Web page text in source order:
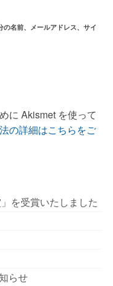
名前、メールアドレス、サイ
に Akismet を使って
の詳細はこちらをご
を受賞いたしました
らせ